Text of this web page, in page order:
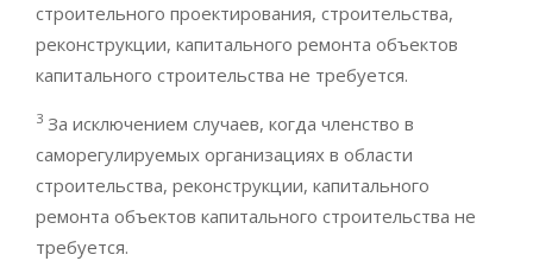
строительного проектирования, строительства,
реконструкции, капитального ремонта объектов
капитального строительства не требуется.
3 За исключением случаев, когда членство в
саморегулируемых организациях в области
строительства, реконструкции, капитального
ремонта объектов капитального строительства не
требуется.